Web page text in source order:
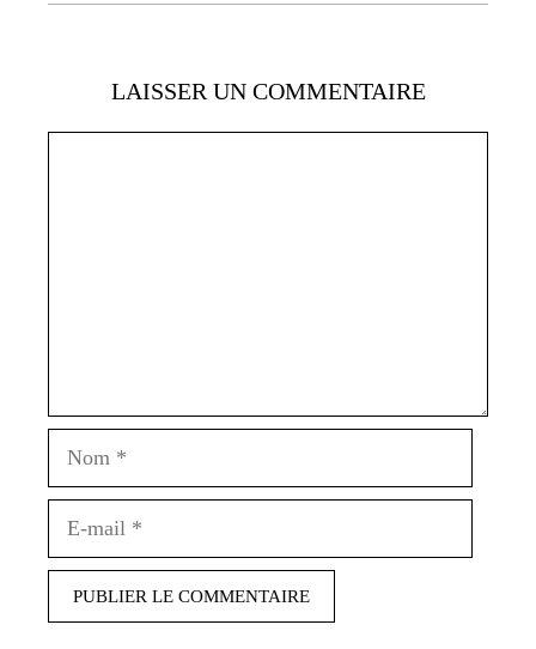
LAISSER UN COMMENTAIRE